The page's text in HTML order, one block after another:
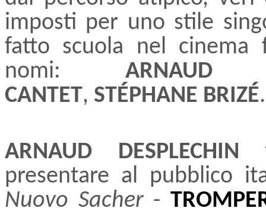
imposti per uno stile
fatto scuola nel cinema
nomi:ARNAUD
CANTET, STÉPHANE BRIZÉ.
ARNAUD DESPLECHIN
presentare al pubblico
Nuovo Sacher-